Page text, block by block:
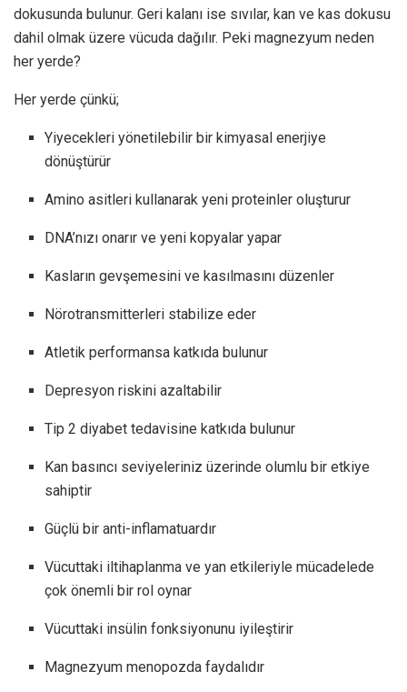
dokusunda bulunur. Geri kalanı ise sıvılar, kan ve kas dokusu
dahil olmak üzere vücuda dağılır. Peki magnezyum neden
her yerde?
Her yerde çünkü;
Yiyecekleri yönetilebilir bir kimyasal enerjiye
dönüştürür
Amino asitleri kullanarak yeni proteinler oluşturur
DNA’nızı onarır ve yeni kopyalar yapar
Kasların gevşemesini ve kasılmasını düzenler
Nörotransmitterleri stabilize eder
Atletik performansa katkıda bulunur
Depresyon riskini azaltabilir
Tip 2 diyabet tedavisine katkıda bulunur
Kan basıncı seviyeleriniz üzerinde olumlu bir etkiye
sahiptir
Güçlü bir anti-inflamatuardır
Vücuttaki iltihaplanma ve yan etkileriyle mücadelede
çok önemli bir rol oynar
Vücuttaki insülin fonksiyonunu iyileştirir
Magnezyum menopozda faydalıdır